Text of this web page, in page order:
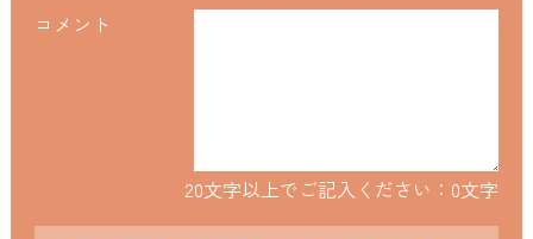
コメント
20文字以上でご記入ください： 0文字